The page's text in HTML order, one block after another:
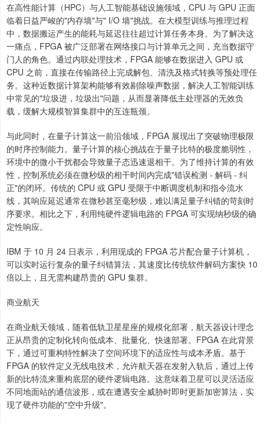
在高性能计算（HPC）与人工智能基础设施领域，CPU 与 GPU 正面
临着日益严峻的"内存墙"与" I/O 墙"挑战。在大模型训练与推理过程
中，数据搬运产生的能耗与延迟往往超过计算任务本身。为了解决这
一痛点，FPGA 被广泛部署在网络接口与计算单元之间，充当数据守
门人的角色。通过内联处理技术，FPGA 能够在数据进入 GPU 或
CPU 之前，直接在传输路径上完成解包、清洗及格式转换等预处理任
务。这种近数据计算架构能够有效剔除噪声数据，解决人工智能训练
中常见的"垃圾进，垃圾出"问题，从而显著降低主处理器的无效负
载，缓解大规模智算集群中的互连瓶颈。
与此同时，在量子计算这一前沿领域，FPGA 展现出了突破物理极限
的时序控制能力。量子计算的核心挑战在于量子比特的极度脆弱性，
环境中的微小干扰都会导致量子态迅速退相干。为了维持计算的有效
性，控制系统必须在微秒级的相干时间内完成"错误检测 - 解码 - 纠
正"的闭环。传统的 CPU 或 GPU 受限于中断调度机制和指令流水
线，其响应延迟通常在微秒甚至毫秒级，难以满足量子纠错的苛刻时
序要求。相比之下，利用纯硬件逻辑电路的 FPGA 可实现纳秒级的确
定性响应。
IBM 于 10 月 24 日表示，利用现成的 FPGA 芯片配合量子计算机，
可以实时运行复杂的量子纠错算法，其速度比传统软件解码方案快 10
倍以上，且无需构建昂贵的 GPU 集群。
商业航天
在商业航天领域，随着低轨卫星星座的规模化部署，航天器设计理念
正从昂贵的定制化转向低成本、批量化、快速部署。FPGA 在此背景
下，通过可重构特性解决了空间环境下的适应性与成本矛盾。基于
FPGA 的软件定义无线电技术，允许航天器在发射入轨后，通过上传
新的比特流来重构底层的硬件逻辑电路。这意味着卫星可以灵活适应
不同地面站的通信波形，或在遭遇安全威胁时即时更新加密算法，实
现了硬件功能的"空中升级"。